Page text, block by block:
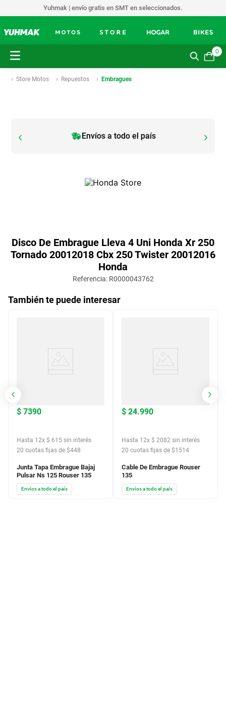
Yuhmak | envío gratis en SMT en seleccionados.
0
Store Motos Repuestos Embragues
Envíos a todo el país
Disco De Embrague Lleva 4 Uni Honda Xr 250
Tornado 20012018 Cbx 250 Twister 20012016
Honda
Referencia: R0000043762
También te puede interesar
$ 7390
Hasta 12x $ 615 sin interés
20 cuotas fijas de $448
Junta Tapa Embrague Bajaj
Pulsar Ns 125 Rouser 135
Envíos a todo el país
$ 24.990
Hasta 12x $ 2082 sin interés
20 cuotas fijas de $1514
Cable De Embrague Rouser
135
Envíos a todo el país